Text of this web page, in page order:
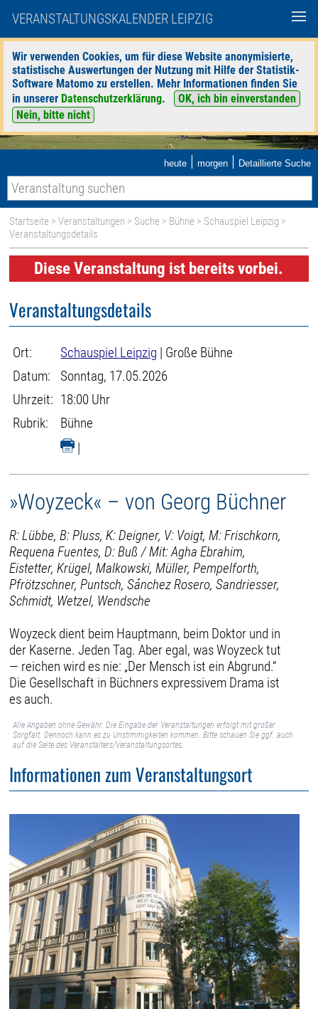
VERANSTALTUNGSKALENDER LEIPZIG
Wir verwenden Cookies, um für diese Website anonymisierte,
statistische Auswertungen der Nutzung mit Hilfe der Statistik-
Software Matomo zu erstellen. Mehr Informationen finden Sie
in unserer Datenschutzerklärung.
OK, ich bin einverstanden
Nein, bitte nicht
heute | morgen | Detaillierte Suche
Startseite >Veranstaltungen > Suche > Bühne > Schauspiel Leipzig >
Veranstaltungsdetails
Diese Veranstaltung ist bereits vorbei.
Veranstaltungsdetails
Ort: Schauspiel Leipzig | Große Bühne
Datum:
Sonntag, 17.05.2026
Uhrzeit: 18:00 Uhr
Rubrik:
Bühne
|
»Woyzeck« – von Georg Büchner
R: Lübbe, B: Pluss, K: Deigner, V: Voigt, M: Frischkorn,
Requena Fuentes, D: Buß / Mit: Agha Ebrahim,
Eistetter, Krügel, Malkowski, Müller, Pempelforth,
Pfrötzschner, Puntsch, Sánchez Rosero, Sandriesser,
Schmidt, Wetzel, Wendsche
Woyzeck dient beim Hauptmann, beim Doktor und in
der Kaserne. Jeden Tag. Aber egal, was Woyzeck tut
— reichen wird es nie: „Der Mensch ist ein Abgrund.“
Die Gesellschaft in Büchners expressivem Drama ist
es auch.
Alle Angaben ohne Gewähr. Die Eingabe der Veranstaltungen erfolgt mit großer
Sorgfalt. Dennoch kann es zu Unstimmigkeiten kommen. Bitte schauen Sie ggf. auch
auf die Seite des Veranstalters/Veranstaltungsortes.
Informationen zum Veranstaltungsort